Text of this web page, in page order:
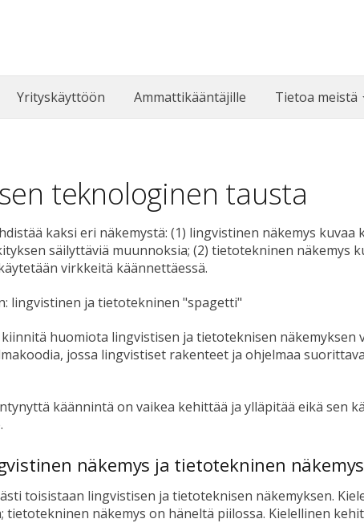
Yrityskäyttöön Ammattikääntäjille Tietoa meistä
teknologinen tausta
kaksi eri näkemystä: (1) lingvistinen näkemys kuvaa
säilyttäviä muunnoksia; (2) tietotekninen näkemys
virkkeitä käännettäessä.
lingvistinen ja tietotekninen "spagetti"
huomiota lingvistisen ja tietoteknisen näkemyksen
jossa lingvistiset rakenteet ja ohjelmaa
käännintä on vaikea kehittää ja ylläpitää eikä sen
näkemys ja tietotekninen
toisistaan lingvistisen ja tietoteknisen näkemyksen.
näkemys on häneltä piilossa. Kielellinen